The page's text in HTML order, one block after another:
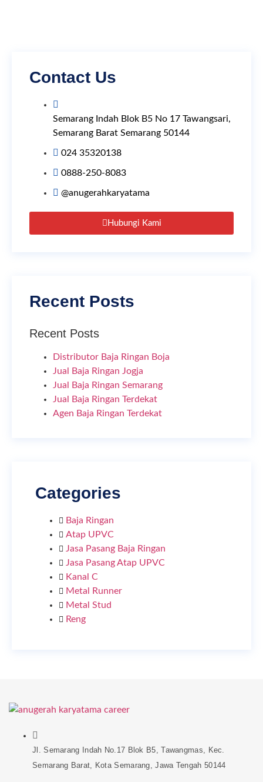
Contact Us
Semarang Indah Blok B5 No 17 Tawangsari,
Semarang Barat Semarang 50144
024 35320138
0888-250-8083
@anugerahkaryatama
Hubungi Kami
Recent Posts
Recent Posts
Distributor Baja Ringan Boja
Jual Baja Ringan Jogja
Jual Baja Ringan Semarang
Jual Baja Ringan Terdekat
Agen Baja Ringan Terdekat
Categories
Baja Ringan
Atap UPVC
Jasa Pasang Baja Ringan
Jasa Pasang Atap UPVC
Kanal C
Metal Runner
Metal Stud
Reng
Jl. Semarang Indah No.17 Blok B5, Tawangmas, Kec.
Semarang Barat, Kota Semarang, Jawa Tengah 50144